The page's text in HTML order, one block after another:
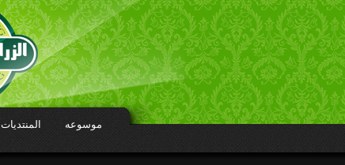
موسوعه المنتديات